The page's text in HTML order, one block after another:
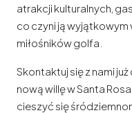
atrakcji kulturalnych,
co czyni ją wyjątkowym
miłośników golfa.
Skontaktuj się z nami
nową willę w Santa
cieszyć się